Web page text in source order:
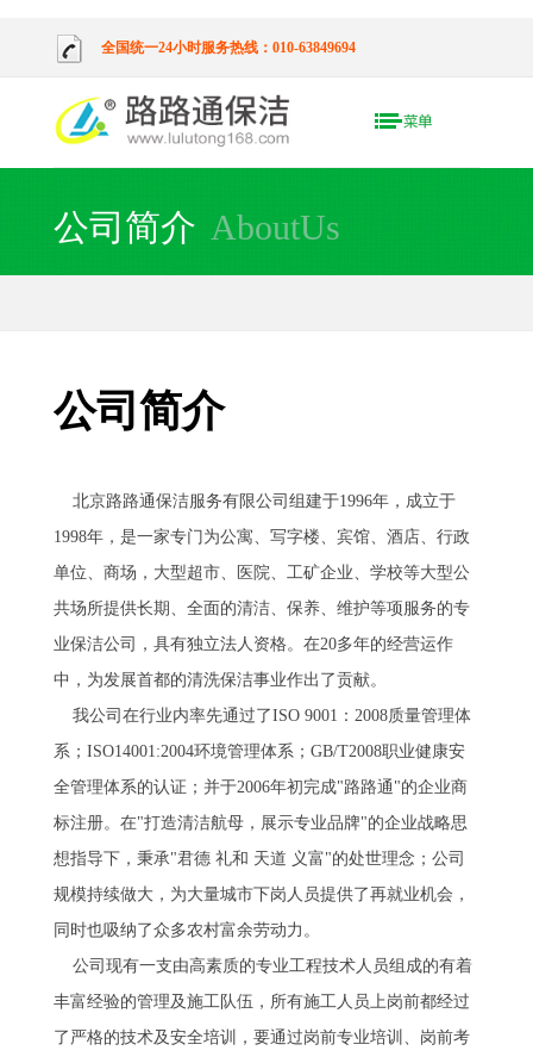
全国统一24小时服务热线：010-63849694
公司简介 AboutUs
公司简介
北京路路通保洁服务有限公司组建于1996年，成立于
1998年，是一家专门为公寓、写字楼、宾馆、酒店、行政
单位、商场，大型超市、医院、工矿企业、学校等大型公
共场所提供长期、全面的清洁、保养、维护等项服务的专
业保洁公司，具有独立法人资格。在20多年的经营运作
中，为发展首都的清洗保洁事业作出了贡献。
我公司在行业内率先通过了ISO 9001：2008质量管理体
系；ISO14001:2004环境管理体系；GB/T2008职业健康安
全管理体系的认证；并于2006年初完成"路路通"的企业商
标注册。在"打造清洁航母，展示专业品牌"的企业战略思
想指导下，秉承"君德 礼和 天道 义富"的处世理念；公司
规模持续做大，为大量城市下岗人员提供了再就业机会，
同时也吸纳了众多农村富余劳动力。
公司现有一支由高素质的专业工程技术人员组成的有着
丰富经验的管理及施工队伍，所有施工人员上岗前都经过
了严格的技术及安全培训，要通过岗前专业培训、岗前考